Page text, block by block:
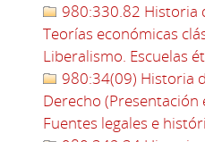
980:330.82 Historia
Teorías económicas
Liberalismo. Escuelas
980:34(09) Historia
Derecho
Fuentes legales e